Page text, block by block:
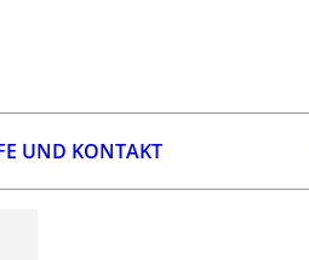
UND KONTAKT